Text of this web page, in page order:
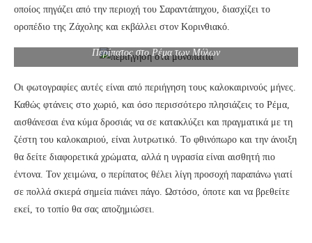
οποίος πηγάζει από την περιοχή του Σαραντάπηχου, διασχίζει το
οροπέδιο της Ζάχολης και εκβάλλει στον Κορινθιακό.
Περίπατος στο Ρέμα των Μύλων
Οι φωτογραφίες αυτές είναι από περιήγηση τους καλοκαιρινούς μήνες.
Καθώς φτάνεις στο χωριό, και όσο περισσότερο πλησιάζεις το Ρέμα,
αισθάνεσαι ένα κύμα δροσιάς να σε κατακλύζει και πραγματικά με τη
ζέστη του καλοκαιριού, είναι λυτρωτικό. Το φθινόπωρο και την άνοιξη
θα δείτε διαφορετικά χρώματα, αλλά η υγρασία είναι αισθητή πιο
έντονα. Τον χειμώνα, ο περίπατος θέλει λίγη προσοχή παραπάνω γιατί
σε πολλά σκιερά σημεία πιάνει πάγο. Ωστόσο, όποτε και να βρεθείτε
εκεί, το τοπίο θα σας αποζημιώσει.